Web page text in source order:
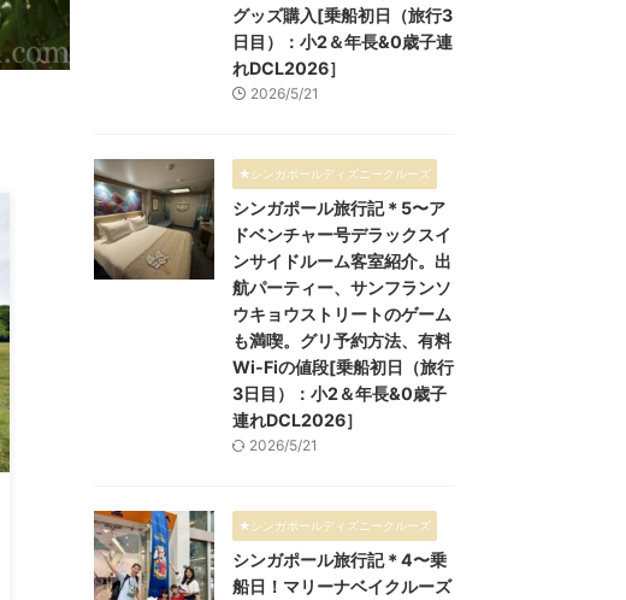
グッズ購入[乗船初日（旅行3
日目）：小2＆年長&0歳子連
れDCL2026］
2026/5/21
★シンガポールディズニークルーズ
シンガポール旅行記＊5〜ア
ドベンチャー号デラックスイ
ンサイドルーム客室紹介。出
航パーティー、サンフランソ
ウキョウストリートのゲーム
も満喫。グリ予約方法、有料
Wi-Fiの値段[乗船初日（旅行
3日目）：小2＆年長&0歳子
連れDCL2026］
2026/5/21
★シンガポールディズニークルーズ
シンガポール旅行記＊4〜乗
船日！マリーナベイクルーズ